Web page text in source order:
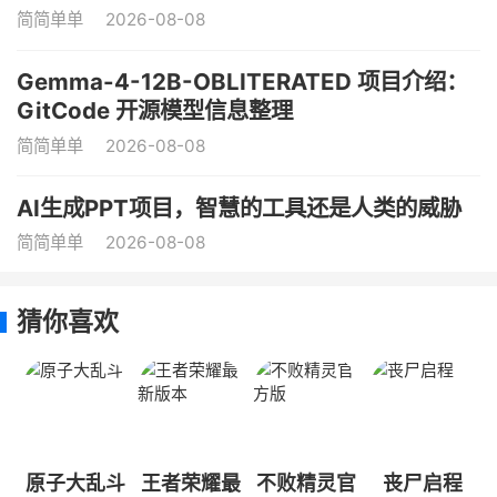
简简单单 2026-08-08
Gemma-4-12B-OBLITERATED 项目介绍：
GitCode 开源模型信息整理
简简单单 2026-08-08
AI生成PPT项目，智慧的工具还是人类的威胁
简简单单 2026-08-08
猜你喜欢
原子大乱斗
王者荣耀最
不败精灵官
丧尸启程